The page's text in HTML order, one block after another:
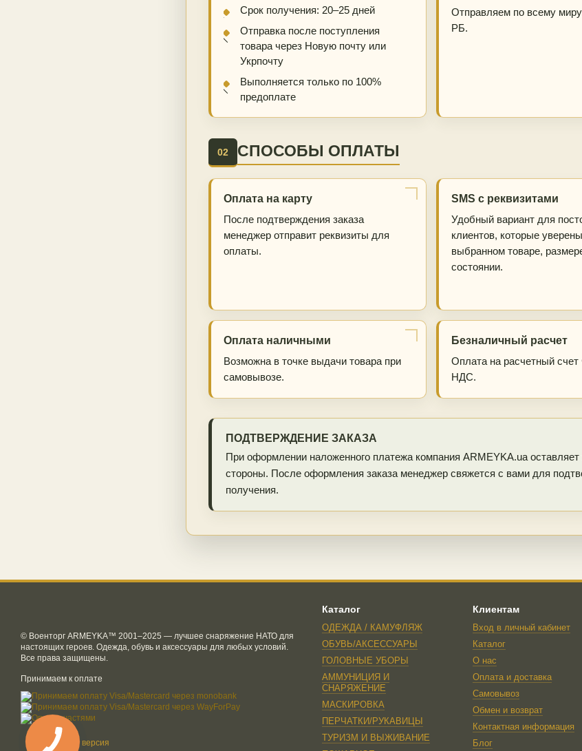
Срок получения: 20–25 дней
Отправка после поступления
товара через Новую почту или
Укрпочту
Выполняется только по 100%
предоплате
Отправляем по всему
РБ.
02 СПОСОБЫ ОПЛАТЫ
Оплата на карту
После подтверждения заказа
менеджер отправит реквизиты для
оплаты.
SMS с реквизитами
Удобный вариант для
клиентов, которые
выбранном товаре,
состоянии.
Оплата наличными
Возможна в точке выдачи товара при
самовывозе.
Безналичный расчет
Оплата на расчетный
НДС.
ПОДТВЕРЖДЕНИЕ ЗАКАЗА
При оформлении наложенного платежа компания ARMEYKA.ua
стороны. После оформления заказа менеджер свяжется с вами для
получения.
© Военторг ARMEYKA™ 2001–2025 — лучшее снаряжение НАТО для
настоящих героев. Одежда, обувь и аксессуары для любых условий.
Все права защищены.
Принимаем к оплате
Мобильная версия
Каталог
ОДЕЖДА / КАМУФЛЯЖ
ОБУВЬ/АКСЕССУАРЫ
ГОЛОВНЫЕ УБОРЫ
АММУНИЦИЯ И
СНАРЯЖЕНИЕ
МАСКИРОВКА
ПЕРЧАТКИ/РУКАВИЦЫ
ТУРИЗМ И ВЫЖИВАНИЕ
Клиентам
Вход в личный кабинет
Каталог
О нас
Оплата и доставка
Самовывоз
Обмен и возврат
Контактная информация
Блог